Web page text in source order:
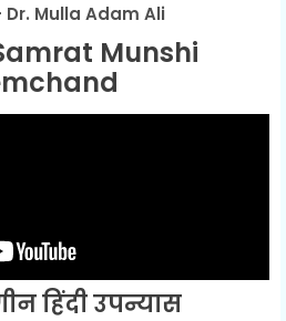
Mulla Adam Ali
Munshi
हिंदी उपन्यास